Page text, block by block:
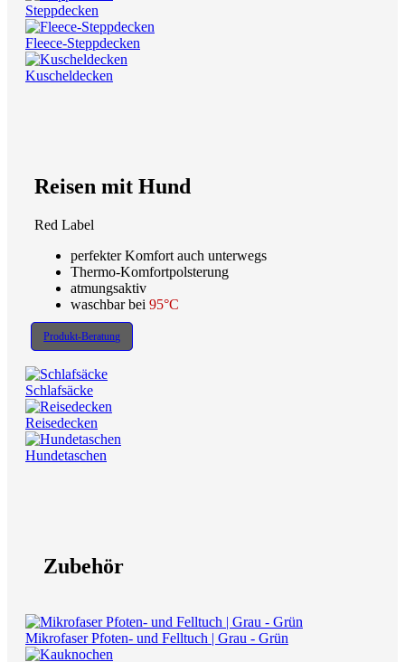
Steppdecken
Fleece-Steppdecken
Kuscheldecken
Reisen mit Hund
Red Label
perfekter Komfort auch unterwegs
Thermo-Komfortpolsterung
atmungsaktiv
waschbar bei 95°C
Produkt-Beratung
Schlafsäcke
Reisedecken
Hundetaschen
Zubehör
Mikrofaser Pfoten- und Felltuch | Grau - Grün